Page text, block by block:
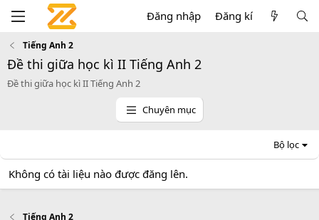
Đăng nhập Đăng kí
Tiếng Anh 2
Đề thi giữa học kì II Tiếng Anh 2
Đề thi giữa học kì II Tiếng Anh 2
Chuyên mục
Bộ lọc
Không có tài liệu nào được đăng lên.
Tiếng Anh 2